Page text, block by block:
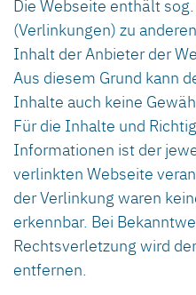
Die Webseite enthält
(Verlinkungen) zu
Inhalt der Anbieter der
Aus diesem Grund kann
Inhalte auch keine
Für die Inhalte und
Informationen ist der
verlinkten Webseite
der Verlinkung waren
erkennbar. Bei
Rechtsverletzung wird
entfernen.